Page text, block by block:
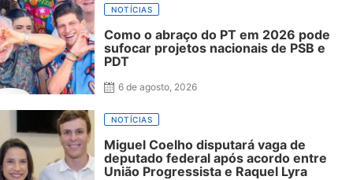
NOTÍCIAS
Como o abraço do PT em 2026 pode
sufocar projetos nacionais de PSB e
PDT
6 de agosto, 2026
NOTÍCIAS
Miguel Coelho disputará vaga de
deputado federal após acordo entre
União Progressista e Raquel Lyra